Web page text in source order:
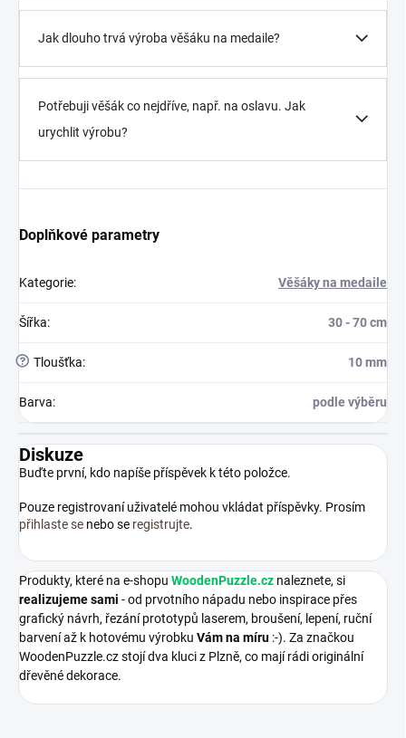
Jak dlouho trvá výroba věšáku na medaile?
Potřebuji věšák co nejdříve, např. na oslavu. Jak
urychlit výrobu?
Doplňkové parametry
Kategorie: Věšáky na medaile
Šířka: 30 - 70 cm
? Tloušťka: 10 mm
Barva: podle výběru
Diskuze
Buďte první, kdo napíše příspěvek k této položce.
Pouze registrovaní uživatelé mohou vkládat příspěvky. Prosím
přihlaste se nebo se registrujte.
Produkty, které na e-shopu WoodenPuzzle.cz naleznete, si
realizujeme sami - od prvotního nápadu nebo inspirace přes
grafický návrh, řezání prototypů laserem, broušení, lepení, ruční
barvení až k hotovému výrobku Vám na míru :-). Za značkou
WoodenPuzzle.cz stojí dva kluci z Plzně, co mají rádi originální
dřevěné dekorace.